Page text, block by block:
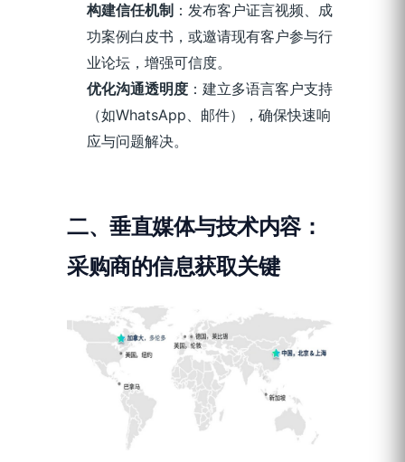
构建信任机制 ：发布客户证言视频、成
功案例白皮书，或邀请现有客户参与行
业论坛，增强可信度。
优化沟通透明度 ：建立多语言客户支持
（如WhatsApp、邮件），确保快速响
应与问题解决。
二、垂直媒体与技术内容：
采购商的信息获取关键